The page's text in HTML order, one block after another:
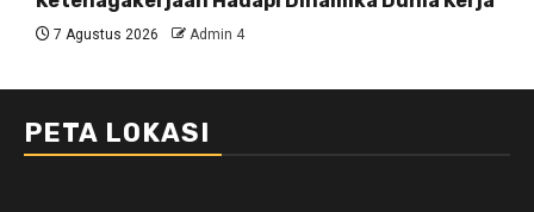
7 Agustus 2026 Admin 4
PETA LOKASI